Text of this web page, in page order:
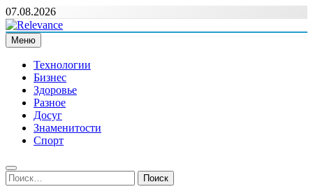
Перейти
к
содержимому
07.08.2026
Relevance
Релевантні новини — саме те, що вам потрібно
Меню
Технологии
Бизнес
Здоровье
Разное
Досуг
Знаменитости
Спорт
Найти: